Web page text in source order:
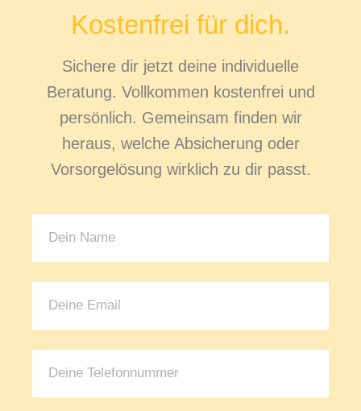
Kostenfrei für dich.
Sichere dir jetzt deine individuelle
Beratung. Vollkommen kostenfrei und
persönlich. Gemeinsam finden wir
heraus, welche Absicherung oder
Vorsorgelösung wirklich zu dir passt.